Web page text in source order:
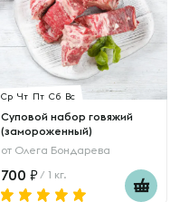
Ср Чт Пт Сб Вс
Суповой набор говяжий
(замороженный)
от Олега Бондарева
700 / 1 кг.